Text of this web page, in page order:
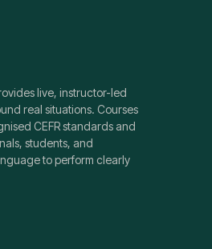
live, instructor-led
real situations. Courses
CEFR standards and
students, and
to perform clearly